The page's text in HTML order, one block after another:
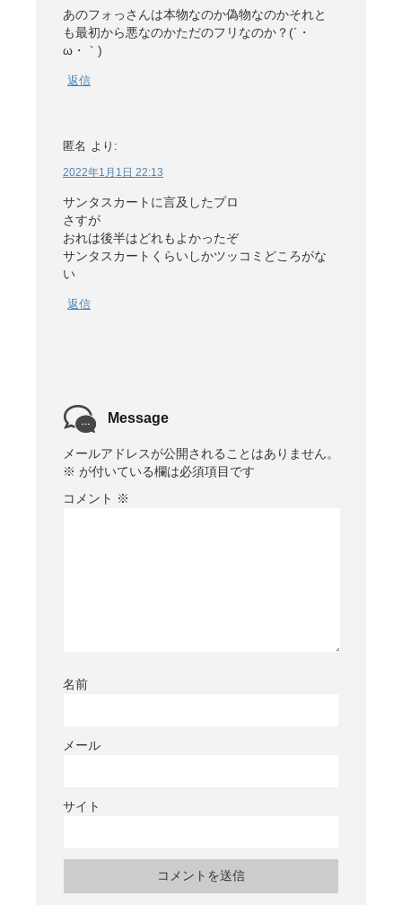
あのフォっさんは本物なのか偽物なのかそれと
も最初から悪なのかただのフリなのか？(´・
ω・｀)
返信
匿名 より:
2022年1月1日 22:13
サンタスカートに言及したプロ
さすが
おれは後半はどれもよかったぞ
サンタスカートくらいしかツッコミどころがな
い
返信
Message
メールアドレスが公開されることはありません。
※ が付いている欄は必須項目です
コメント ※
名前
メール
サイト